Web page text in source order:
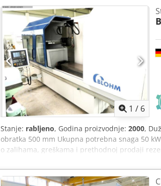
1 / 6
Stanje: rabljeno, Godina proizvodnje: 2000,
obratka 500 mm Ukupna potrebna snaga 50
o zalihama, greškama i prethodnoj prodaji
za površinsko brušenje Tip PLANOMAT 616 sa
Tvornica – br. 14 67x _____ _____ Površina
visina ispod brusne ploče cca. 150-500 mm